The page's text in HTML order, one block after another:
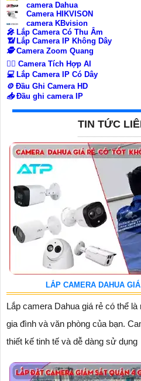
camera Dahua
Camera HIKVISON
camera KBvision
️🎤️ Lắp Camera Có Thu Âm
📶 Lắp Camera IP Không Dây
🕵️Camera Zoom Quang
🧛‍♀️ Camera Tích Hợp AI
💻Lắp Camera IP Có Dây
⚙️Đầu Ghi Camera HD
📥Đầu ghi camera IP
TIN TỨC
LẮP CAMERA DAHUA
Lắp camera Dahua giá rẻ có thể
gia đình và văn phòng của bạn.
thiết kế tinh tế và dễ dàng sử dụng